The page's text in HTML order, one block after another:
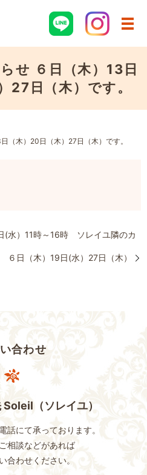
せ ６日（木）13日
27日（木）です。
（木）20日（木）27日（木）です。
水）11時～16時 ソレイユ隣のカ
日（木）19日(水）27日（木）
合わせ
（ソレイユ）
話にて承っております。
相談などがあれば
合わせください。